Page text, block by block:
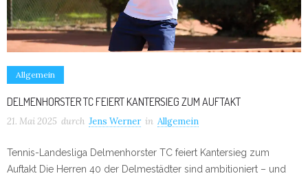
Allgemein
DELMENHORSTER TC FEIERT KANTERSIEG ZUM AUFTAKT
21. Mai 2025 durch Jens Werner in Allgemein
Tennis-Landesliga Delmenhorster TC feiert Kantersieg zum
Auftakt Die Herren 40 der Delmestädter sind ambitioniert – und